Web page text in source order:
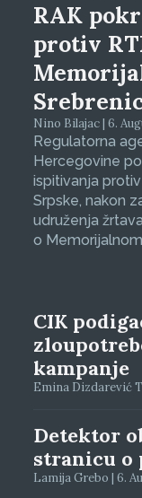
RAK
protiv
Nino Bilajac | 6.
Regulatorna
Hercegovine
ispitivanja
Srpske, nakon
udruženja
o
CIK
kampanje
Emina Dizdarević
Detektor
stranicu o
Lamija Grebo | 6.